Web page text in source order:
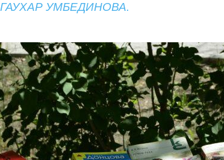
ГАУХАР УМБЕДИНОВА.